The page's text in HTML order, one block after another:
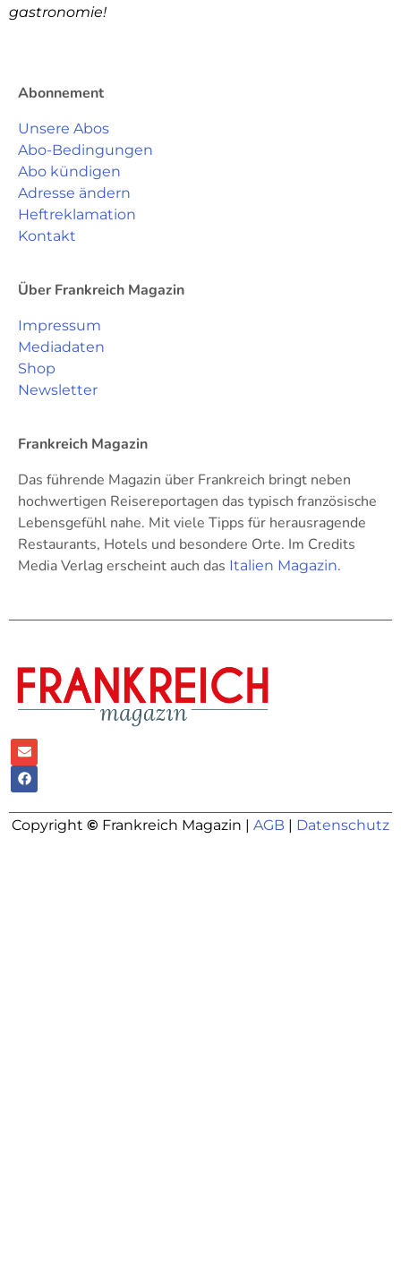
gastronomie!
Abonnement
Unsere Abos
Abo-Bedingungen
Abo kündigen
Adresse ändern
Heftreklamation
Kontakt
Über Frankreich Magazin
Impressum
Mediadaten
Shop
Newsletter
Frankreich Magazin
Das führende Magazin über Frankreich bringt neben
hochwertigen Reisereportagen das typisch französische
Lebensgefühl nahe. Mit viele Tipps für herausragende
Restaurants, Hotels und besondere Orte. Im Credits
Media Verlag erscheint auch das Italien Magazin.
Copyright © Frankreich Magazin | AGB | Datenschutz